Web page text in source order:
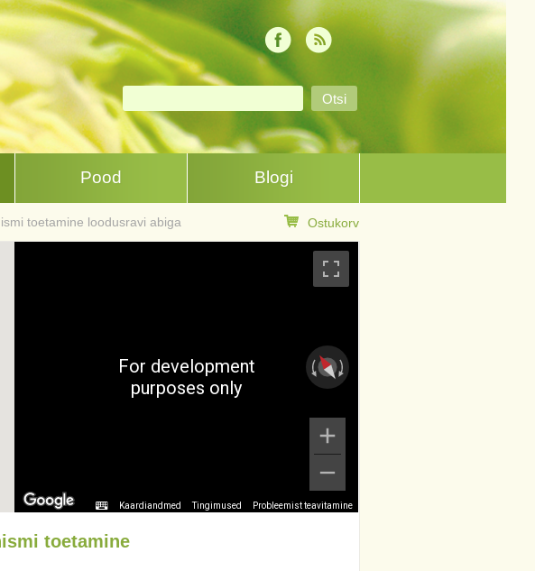
Pood Blogi
toetamine loodusravi abiga Ostukorv
For development
purposes only
Kaardiandmed Tingimused Probleemist teavitamine
toetamine